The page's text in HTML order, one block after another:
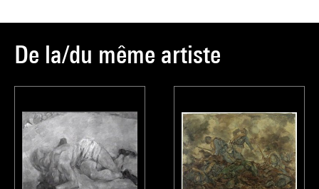
De la/du même artiste